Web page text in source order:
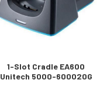
1-Slot Cradle EA600
Unitech 5000-600020G